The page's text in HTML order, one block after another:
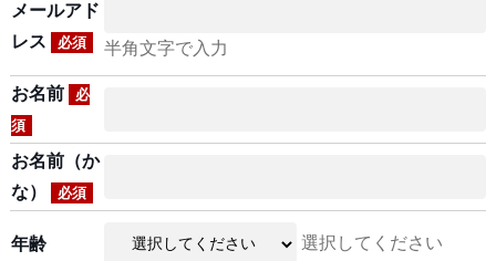
メールアド
レス
必須 半角文字で入力
お名前
必
須
お名前（か
な）
必須
年齢 選択してください